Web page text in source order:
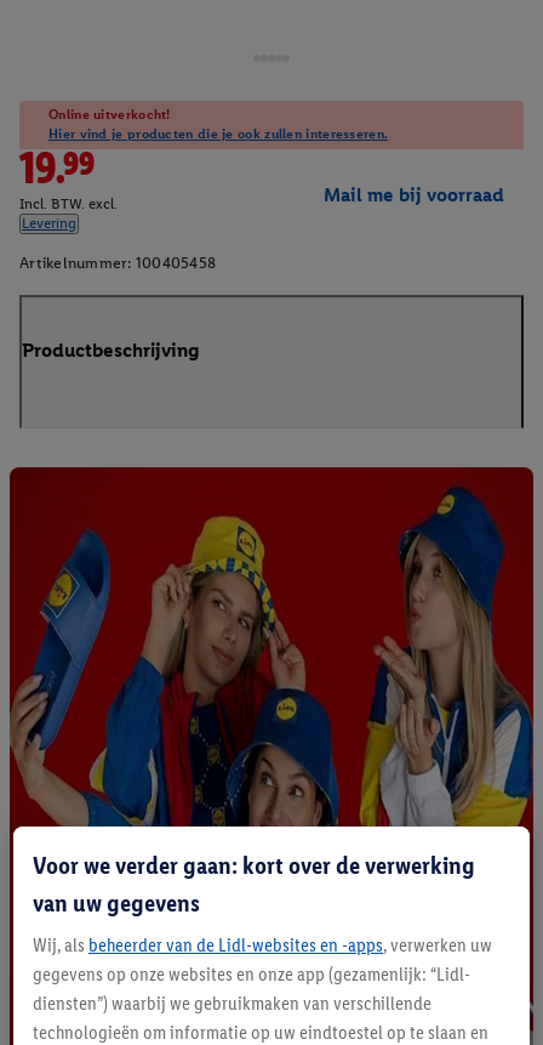
Online uitverkocht!
Hier vind je producten die je ook zullen interesseren.
19.99
Incl. BTW. excl.
Levering
Mail me bij voorraad
Artikelnummer: 100405458
Productbeschrijving
Voor we verder gaan: kort over de verwerking
van uw gegevens
Wij, als beheerder van de Lidl-websites en -apps, verwerken uw
gegevens op onze websites en onze app (gezamenlijk: “Lidl-
diensten”) waarbij we gebruikmaken van verschillende
technologieën om informatie op uw eindtoestel op te slaan en